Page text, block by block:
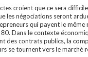
croient que ce sera
les négociations seront
qui payent le
80. Dans le contexte
des contrats publics, la
se tournent vers le marché